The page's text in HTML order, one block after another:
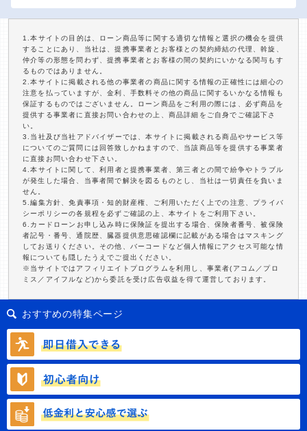
1.本サイトの目的は、ローン商品等に関する適切な情報と選択の機会を提供
することにあり、当社は、提携事業者とお客様との契約締結の代理、斡旋、
仲介等の形態を問わず、提携事業者とお客様の間の契約にいかなる関与もす
るものではありません。
2.本サイトに掲載される他の事業者の商品に関する情報の正確性には細心の
注意を払っていますが、金利、手数料その他の商品に関するいかなる情報も
保証するものではございません。ローン商品をご利用の際には、必ず商品を
提供する事業者に直接お問い合わせの上、商品詳細をご自身でご確認下さ
い。
3.当社及び当社アドバイザーでは、本サイトに掲載される商品やサービス等
についてのご質問には回答致しかねますので、当該商品等を提供する事業者
に直接お問い合わせ下さい。
4.本サイトに関して、利用者と提携事業者、第三者との間で紛争やトラブル
が発生した場合、当事者間で解決を図るものとし、当社は一切責任を負いま
せん。
5.編集方針、免責事項・知的財産権、ご利用いただく上での注意、プライバ
シーポリシーの各規程を必ずご確認の上、本サイトをご利用下さい。
6.カードローンお申し込み時に保険証を提出する場合、保険者番号、被保険
者記号・番号、通院歴、臓器提供意思確認欄に記載がある場合はマスキング
してお送りください。その他、バーコードなど個人情報にアクセス可能な情
報についても隠したうえでご提出ください。
※当サイトではアフィリエイトプログラムを利用し、事業者(アコム／プロ
ミス／アイフルなど)から委託を受け広告収益を得て運営しております。
おすすめの特集ページ